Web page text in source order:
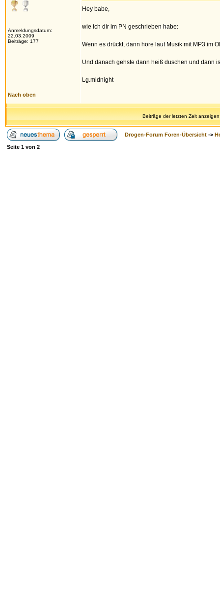
Anmeldungsdatum:
22.03.2009
Beiträge: 177
Hey babe,
wie ich dir im PN geschrieben habe:
Wenn es drückt, dann höre laut Musik mit MP3 im
Und danach gehste dann heiß duschen und dann
Lg.midnight
Nach oben
Beiträge der letzten Zeit
Drogen-Forum Foren-Übersicht ->
Seite 1 von 2